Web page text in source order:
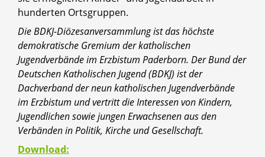
hunderten Ortsgruppen.
Die BDKJ-Diözesanversammlung ist das höchste
demokratische Gremium der katholischen
Jugendverbände im Erzbistum Paderborn. Der Bund der
Deutschen Katholischen Jugend (BDKJ) ist der
Dachverband der neun katholischen Jugendverbände
im Erzbistum und vertritt die Interessen von Kindern,
Jugendlichen sowie jungen Erwachsenen aus den
Verbänden in Politik, Kirche und Gesellschaft.
Download: